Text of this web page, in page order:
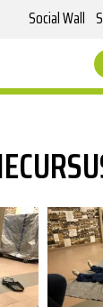
Social Wall